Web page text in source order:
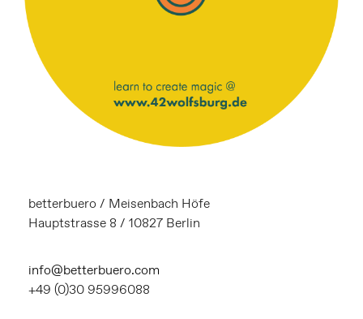
betterbuero / Meisenbach Höfe
Hauptstrasse 8 / 10827 Berlin
info@betterbuero.com
+49 (0)30 95996088